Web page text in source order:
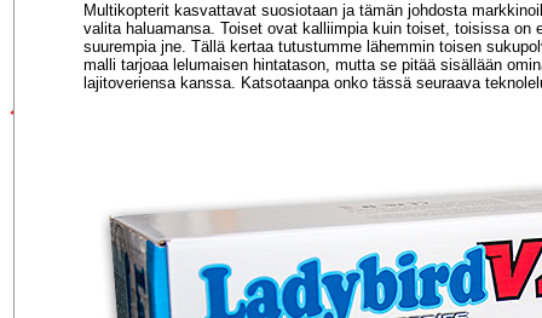
Multikopterit kasvattavat suosiotaan ja tämän johdosta
valita haluamansa. Toiset ovat kalliimpia kuin toiset, toisissa on
suurempia jne. Tällä kertaa tutustumme lähemmin toisen
malli tarjoaa lelumaisen hintatason, mutta se pitää sisällään
lajitoveriensa kanssa. Katsotaanpa onko tässä seuraava